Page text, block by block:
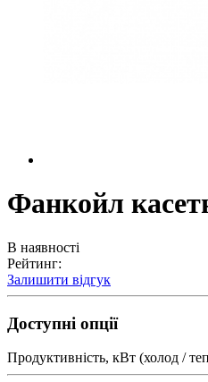
Фанкойл
В наявності
Рейтинг:
Залишити відгук
Доступні опції
Продуктивність, кВт (холод /